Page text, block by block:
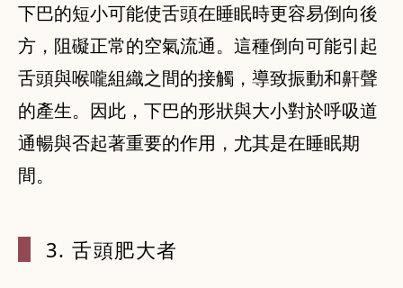
下巴的短小可能使舌頭在睡眠時更容易倒向後
方，阻礙正常的空氣流通。這種倒向可能引起
舌頭與喉嚨組織之間的接觸，導致振動和鼾聲
的產生。因此，下巴的形狀與大小對於呼吸道
通暢與否起著重要的作用，尤其是在睡眠期
間。
3. 舌頭肥大者